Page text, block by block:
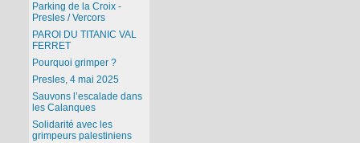
Parking de la Croix -
Presles / Vercors
PAROI DU TITANIC VAL
FERRET
Pourquoi grimper ?
Presles, 4 mai 2025
Sauvons l’escalade dans
les Calanques
Solidarité avec les
grimpeurs palestiniens